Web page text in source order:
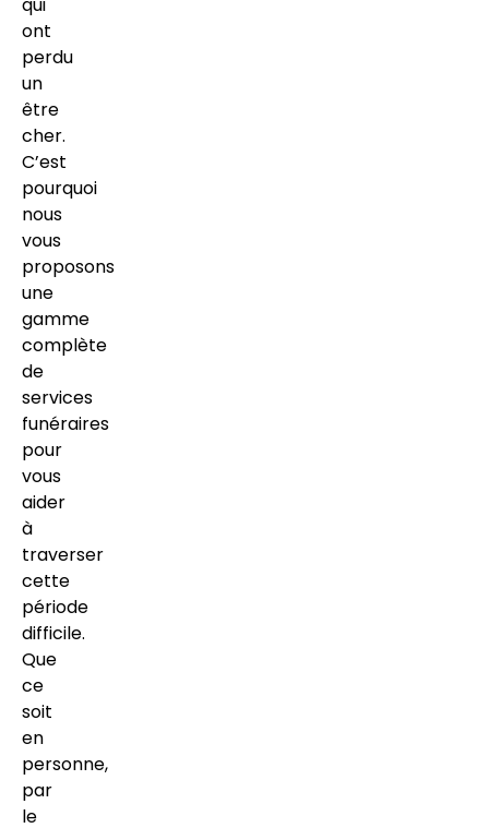
ont
perdu
un
être
cher.
C’est
pourquoi
nous
vous
proposons
une
gamme
complète
de
services
funéraires
pour
vous
aider
à
traverser
cette
période
difficile.
Que
ce
soit
en
personne,
par
le